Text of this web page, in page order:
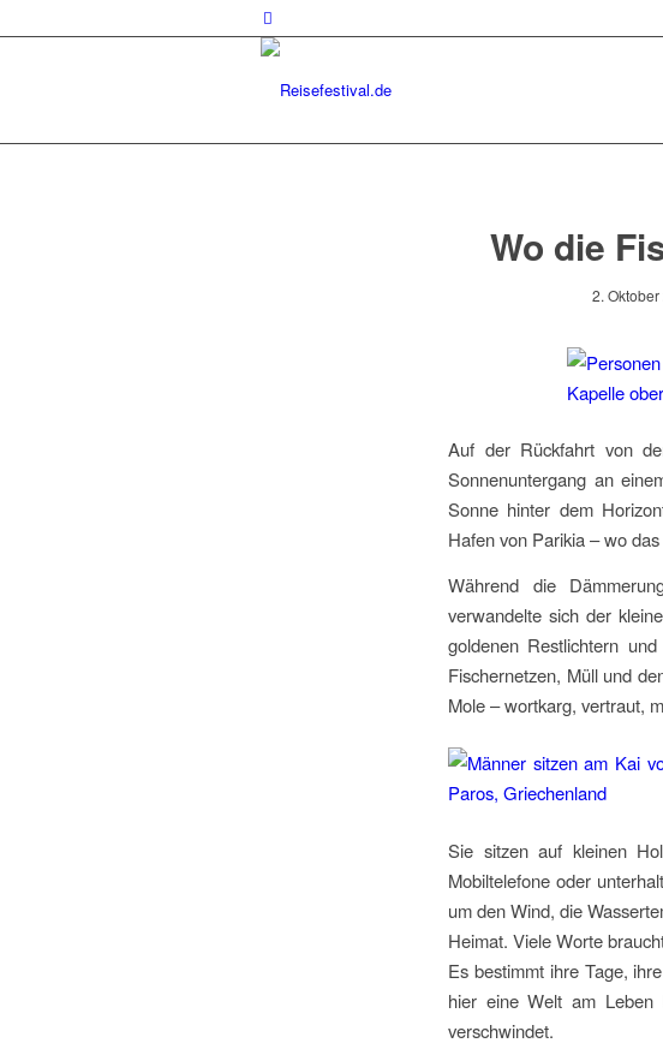
Wo die
2.
Auf der Rückfahrt von
Sonnenuntergang an
Sonne hinter dem
Hafen von Parikia – wo
Während die
verwandelte sich der
goldenen Restlichtern
Fischernetzen, Müll und
Mole – wortkarg, vertraut,
Sie sitzen auf kleinen
Mobiltelefone oder
um den Wind, die
Heimat. Viele Worte
Es bestimmt ihre Tage,
hier eine Welt am Leben
verschwindet.